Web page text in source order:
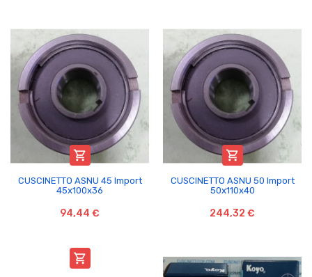

CUSCINETTO ASNU 45 Import
45x100x36
94,44 €

CUSCINETTO ASNU 50 Import
50x110x40
244,32 €
